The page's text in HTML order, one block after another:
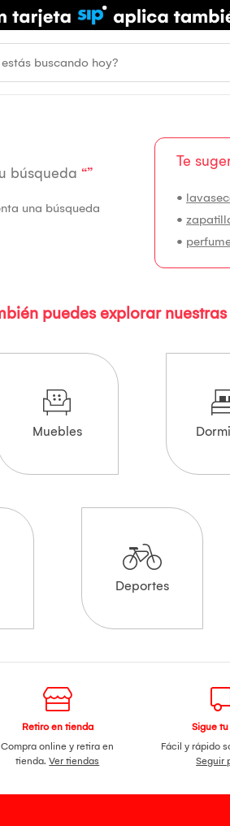
búsqueda “”
una búsqueda
Te
•
•
•
puedes explorar
Muebles
Deportes
Retiro en tienda
Compra online y retira en
tienda.Ver tiendas
Sigue
Fácil y rápido
Seguir